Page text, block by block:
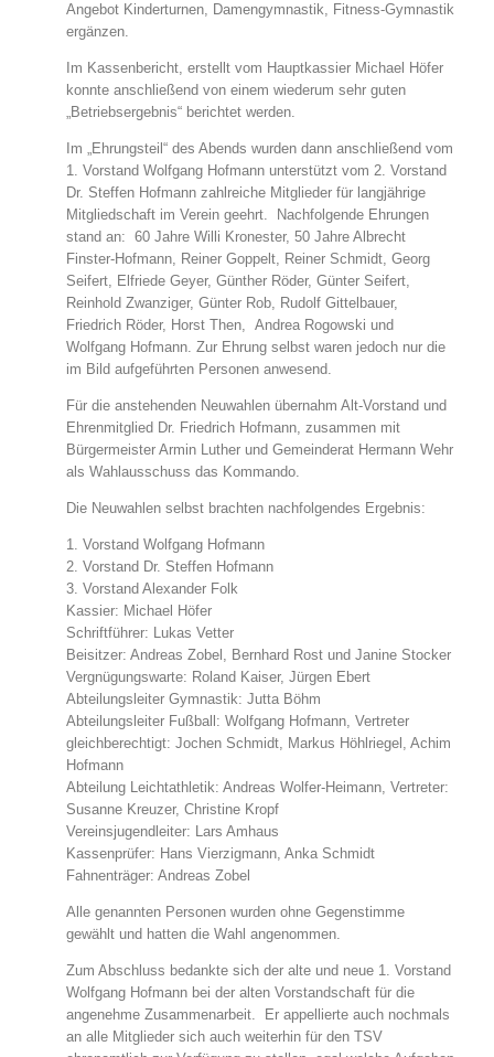
Angebot Kinderturnen, Damengymnastik, Fitness-Gymnastik
ergänzen.
Im Kassenbericht, erstellt vom Hauptkassier Michael Höfer
konnte anschließend von einem wiederum sehr guten
„Betriebsergebnis“ berichtet werden.
Im „Ehrungsteil“ des Abends wurden dann anschließend vom
1. Vorstand Wolfgang Hofmann unterstützt vom 2. Vorstand
Dr. Steffen Hofmann zahlreiche Mitglieder für langjährige
Mitgliedschaft im Verein geehrt. Nachfolgende Ehrungen
stand an: 60 Jahre Willi Kronester, 50 Jahre Albrecht
Finster-Hofmann, Reiner Goppelt, Reiner Schmidt, Georg
Seifert, Elfriede Geyer, Günther Röder, Günter Seifert,
Reinhold Zwanziger, Günter Rob, Rudolf Gittelbauer,
Friedrich Röder, Horst Then, Andrea Rogowski und
Wolfgang Hofmann. Zur Ehrung selbst waren jedoch nur die
im Bild aufgeführten Personen anwesend.
Für die anstehenden Neuwahlen übernahm Alt-Vorstand und
Ehrenmitglied Dr. Friedrich Hofmann, zusammen mit
Bürgermeister Armin Luther und Gemeinderat Hermann Wehr
als Wahlausschuss das Kommando.
Die Neuwahlen selbst brachten nachfolgendes Ergebnis:
1. Vorstand Wolfgang Hofmann
2. Vorstand Dr. Steffen Hofmann
3. Vorstand Alexander Folk
Kassier: Michael Höfer
Schriftführer: Lukas Vetter
Beisitzer: Andreas Zobel, Bernhard Rost und Janine Stocker
Vergnügungswarte: Roland Kaiser, Jürgen Ebert
Abteilungsleiter Gymnastik: Jutta Böhm
Abteilungsleiter Fußball: Wolfgang Hofmann, Vertreter
gleichberechtigt: Jochen Schmidt, Markus Höhlriegel, Achim
Hofmann
Abteilung Leichtathletik: Andreas Wolfer-Heimann, Vertreter:
Susanne Kreuzer, Christine Kropf
Vereinsjugendleiter: Lars Amhaus
Kassenprüfer: Hans Vierzigmann, Anka Schmidt
Fahnenträger: Andreas Zobel
Alle genannten Personen wurden ohne Gegenstimme
gewählt und hatten die Wahl angenommen.
Zum Abschluss bedankte sich der alte und neue 1. Vorstand
Wolfgang Hofmann bei der alten Vorstandschaft für die
angenehme Zusammenarbeit. Er appellierte auch nochmals
an alle Mitglieder sich auch weiterhin für den TSV